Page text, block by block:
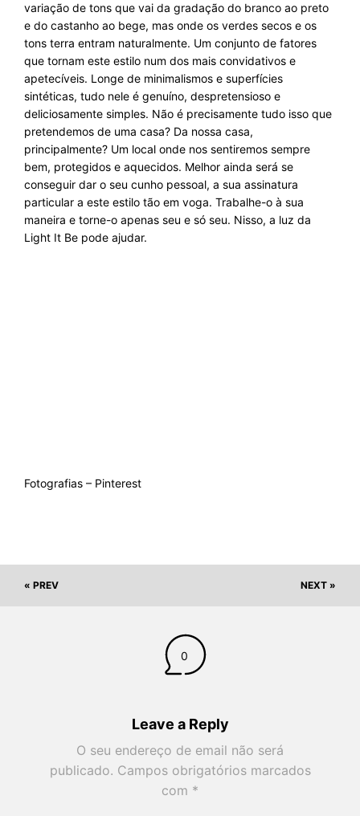
variação de tons que vai da gradação do branco ao preto
e do castanho ao bege, mas onde os verdes secos e os
tons terra entram naturalmente. Um conjunto de fatores
que tornam este estilo num dos mais convidativos e
apetecíveis. Longe de minimalismos e superfícies
sintéticas, tudo nele é genuíno, despretensioso e
deliciosamente simples. Não é precisamente tudo isso que
pretendemos de uma casa? Da nossa casa,
principalmente? Um local onde nos sentiremos sempre
bem, protegidos e aquecidos. Melhor ainda será se
conseguir dar o seu cunho pessoal, a sua assinatura
particular a este estilo tão em voga. Trabalhe-o à sua
maneira e torne-o apenas seu e só seu. Nisso, a luz da
Light It Be pode ajudar.
Fotografias – Pinterest
« PREV NEXT »
0
Leave a Reply
O seu endereço de email não será
publicado. Campos obrigatórios marcados
com *